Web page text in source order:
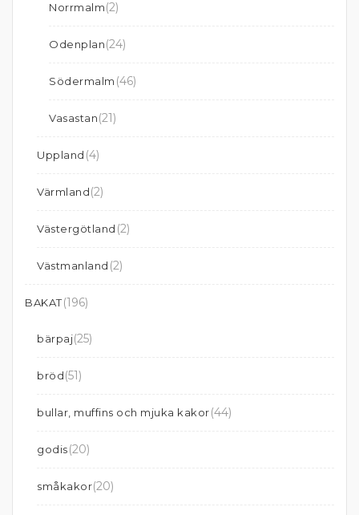
Norrmalm(2)
Odenplan(24)
Södermalm (46)
Vasastan(21)
Uppland (4)
Värmland(2)
Västergötland (2)
Västmanland (2)
BAKAT(196)
bärpaj(25)
bröd(51)
bullar, muffins och mjuka kakor(44)
godis(20)
småkakor(20)